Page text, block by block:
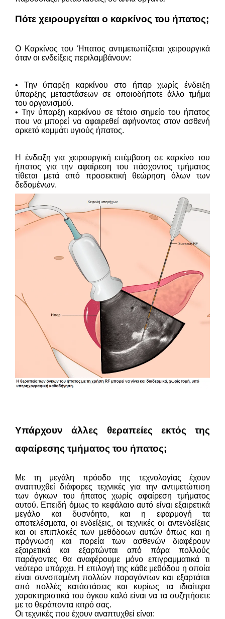
Πότε χειρουργείται ο καρκίνος του ήπατος;
Ο Καρκίνος του Ήπατος αντιμετωπίζεται χειρουργικά
όταν οι ενδείξεις περιλαμβάνουν:
• Την ύπαρξη καρκίνου στο ήπαρ χωρίς ένδειξη
ύπαρξης μεταστάσεων σε οποιοδήποτε άλλο τμήμα
του οργανισμού.
• Την ύπαρξη καρκίνου σε τέτοιο σημείο του ήπατος
που να μπορεί να αφαιρεθεί αφήνοντας στον ασθενή
αρκετό κομμάτι υγιούς ήπατος.
Η ένδειξη για χειρουργική επέμβαση σε καρκίνο του
ήπατος για την αφαίρεση του πάσχοντος τμήματος
τίθεται μετά από προσεκτική θεώρηση όλων των
δεδομένων.
Υπάρχουν άλλες θεραπείες εκτός της
αφαίρεσης τμήματος του ήπατος;
Με τη μεγάλη πρόοδο της τεχνολογίας έχουν
αναπτυχθεί διάφορες τεχνικές για την αντιμετώπιση
των όγκων του ήπατος χωρίς αφαίρεση τμήματος
αυτού. Επειδή όμως το κεφάλαιο αυτό είναι εξαιρετικά
μεγάλο και δυσνόητο, και η εφαρμογή τα
αποτελέσματα, οι ενδείξεις, οι τεχνικές οι αντενδείξεις
και οι επιπλοκές των μεθόδοων αυτών όπως και η
πρόγνωση και πορεία των ασθενών διαφέρουν
εξαιρετικά και εξαρτώνται από πάρα πολλούς
παράγοντες θα αναφέρουμε μόνο επιγραμματικά τι
νεότερο υπάρχει. Η επιλογή της κάθε μεθόδου η οποία
είναι συνσιταμένη πολλών παραγόντων και εξαρτάται
από πολλές κατάστάσεις και κυρίως τα ιδιαίτερα
χαρακτηριστικά του όγκου καλό είναι να τα συζητήσετε
με το θεράποντα ιατρό σας.
Οι τεχνικές που έχουν αναπτυχθεί είναι: